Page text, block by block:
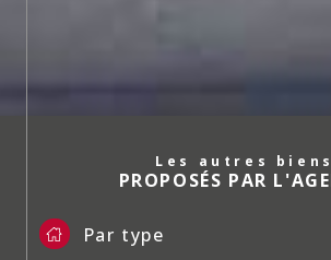
Les autres biens
PROPOSÉS PAR
Par type